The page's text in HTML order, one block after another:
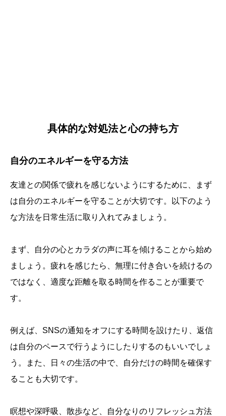
具体的な対処法と心の持ち方
自分のエネルギーを守る方法
友達との関係で疲れを感じないようにするために、まず
は自分のエネルギーを守ることが大切です。以下のよう
な方法を日常生活に取り入れてみましょう。
まず、自分の心とカラダの声に耳を傾けることから始め
ましょう。疲れを感じたら、無理に付き合いを続けるの
ではなく、適度な距離を取る時間を作ることが重要で
す。
例えば、SNSの通知をオフにする時間を設けたり、返信
は自分のペースで行うようにしたりするのもいいでしょ
う。また、日々の生活の中で、自分だけの時間を確保す
ることも大切です。
瞑想や深呼吸、散歩など、自分なりのリフレッシュ方法